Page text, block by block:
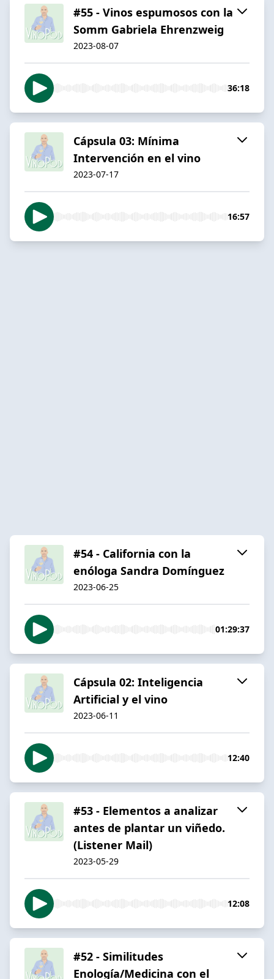
#55 - Vinos espumosos con la
Somm Gabriela Ehrenzweig
2023-08-07
36:18
Cápsula 03: Mínima
Intervención en el vino
2023-07-17
16:57
#54 - California con la
enóloga Sandra Domínguez
2023-06-25
01:29:37
Cápsula 02: Inteligencia
Artificial y el vino
2023-06-11
12:40
#53 - Elementos a analizar
antes de plantar un viñedo.
(Listener Mail)
2023-05-29
12:08
#52 - Similitudes
Enología/Medicina con el